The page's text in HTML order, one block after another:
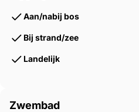
Aan/nabij bos
Bij strand/zee
Landelijk
Zwembad